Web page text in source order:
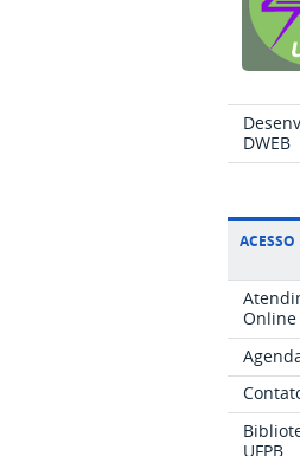
DWEB
Online
UFPB